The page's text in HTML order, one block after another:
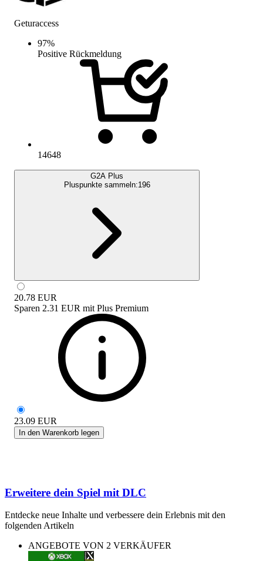
Geturaccess
97%
Positive Rückmeldung
14648
G2A Plus
Pluspunkte sammeln:196
20.78 EUR
Sparen 2.31 EUR mit Plus Premium
23.09 EUR
In den Warenkorb legen
Erweitere dein Spiel mit DLC
Entdecke neue Inhalte und verbessere dein Erlebnis mit den
folgenden Artikeln
ANGEBOTE VON 2 VERKÄUFER